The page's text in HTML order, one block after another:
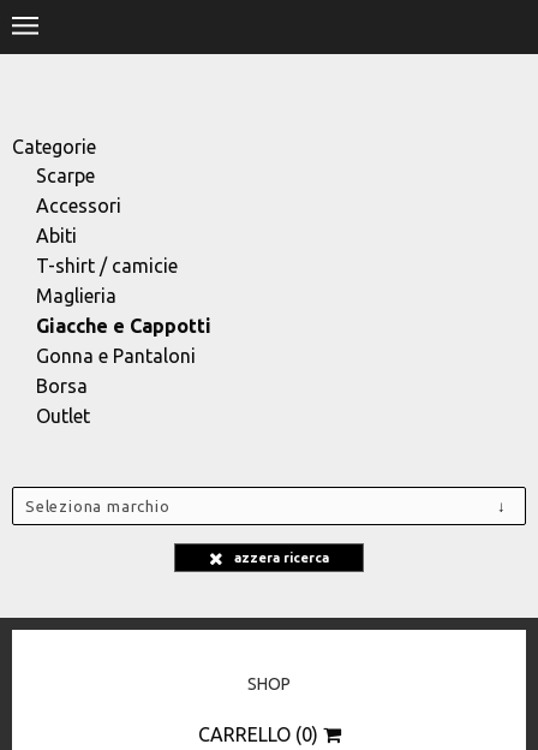
Categorie
Scarpe
Accessori
Abiti
T-shirt / camicie
Maglieria
Giacche e Cappotti
Gonna e Pantaloni
Borsa
Outlet
Seleziona marchio
azzera ricerca
SHOP
CARRELLO (0)